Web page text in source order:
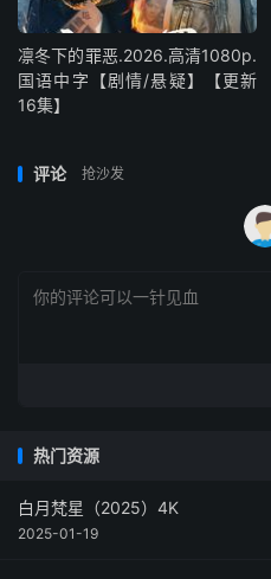
凛冬下的罪恶.2026.高清1080p.
国语中字【剧情/悬疑】【更新
16集】
评论 抢沙发
热门资源
白月梵星（2025）4K
2025-01-19